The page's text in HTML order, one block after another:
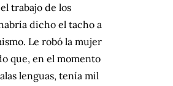
trabajo de los
dicho el tacho a
Le robó la mujer
que, en el momento
lenguas, tenía mil